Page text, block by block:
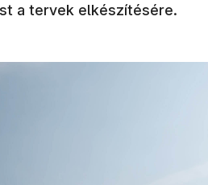
a tervek elkészítésére.